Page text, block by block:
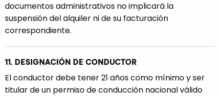
documentos administrativos no implicará la
suspensión del alquiler ni de su facturación
correspondiente.
11. DESIGNACIÓN DE CONDUCTOR
El conductor debe tener 21 años como mínimo y ser
titular de un permiso de conducción nacional válido